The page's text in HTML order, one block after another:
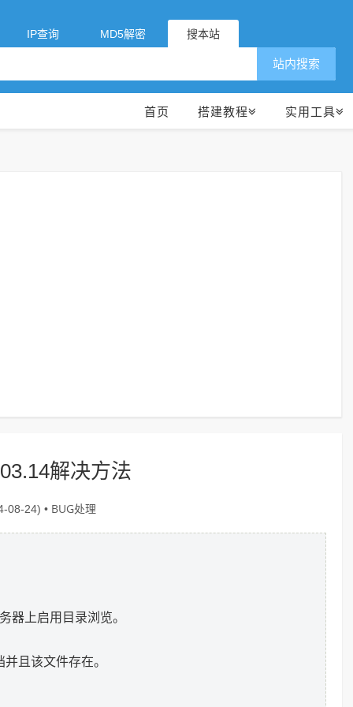
IP查询 MD5解密 搜本站
站内搜索
首页 搭建教程 实用工具
解决方法
08-24) • BUG处理
器上启用目录浏览。
且该文件存在。